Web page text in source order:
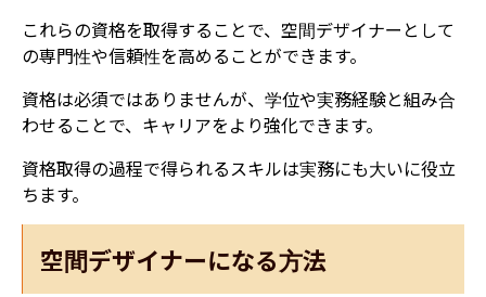
これらの資格を取得することで、空間デザイナーとして
の専門性や信頼性を高めることができます。
資格は必須ではありませんが、学位や実務経験と組み合
わせることで、キャリアをより強化できます。
資格取得の過程で得られるスキルは実務にも大いに役立
ちます。
空間デザイナーになる方法